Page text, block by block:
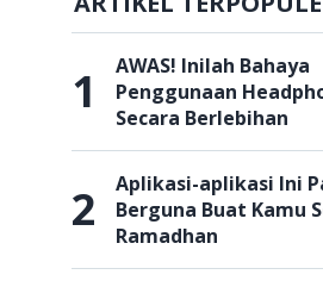
1
AWAS! Inilah Bahaya
Penggunaan
Secara Berlebihan
2
Aplikasi-aplikasi Ini
Berguna Buat Kamu
Ramadhan